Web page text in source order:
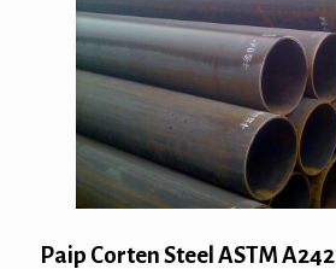
Paip Corten Steel ASTM A242